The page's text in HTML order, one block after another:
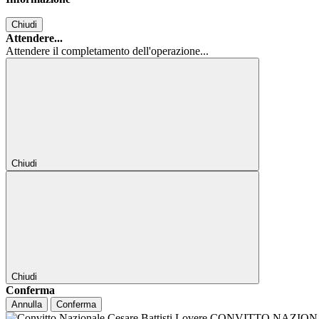
Chiudi
Attendere...
Attendere il completamento dell'operazione...
Chiudi
Chiudi
Conferma
Annulla Conferma